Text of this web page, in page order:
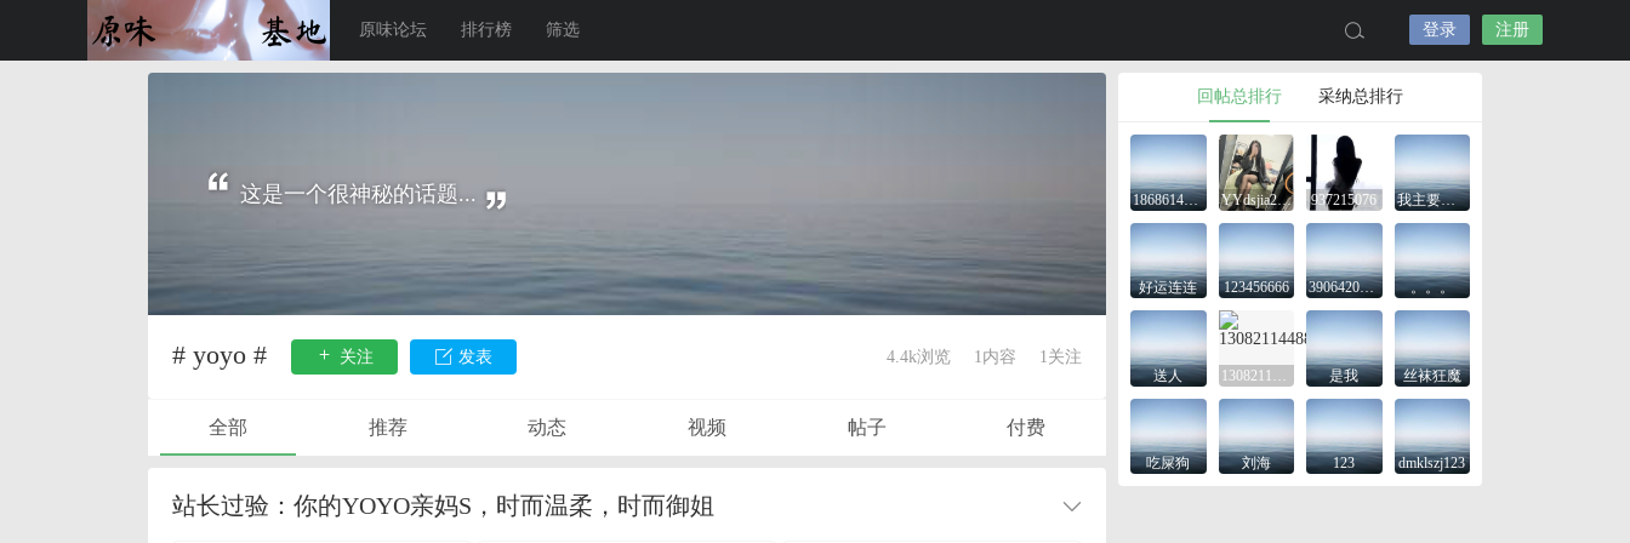
原味论坛 排行榜 筛选 登录 注册
回帖总排行 采纳总排行
18686143645 YYdsjia2425 937215076 我主要是想看看
好运连连 123456666 3906420743 。。。
送人 是我 丝袜狂魔
吃屎狗 刘海 123 dmklszj123
这是一个很神秘的话题...
# yoyo # 关注 发表 4.4k浏览 1内容 1关注
全部 推荐 动态 视频 帖子 付费
站长过验：你的YOYO亲妈S，时而温柔，时而御姐